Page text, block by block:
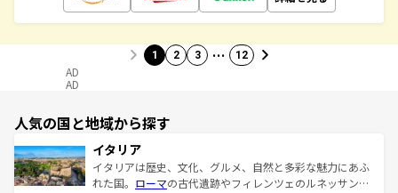
1 2 3 … 12
AD
AD
人気の国と地域から探す
イタリア
イタリアは歴史、文化、グルメ、自然と多彩な魅力にあふ
れた国。 ローマの古代遺跡やフィレンツェのルネッサンス